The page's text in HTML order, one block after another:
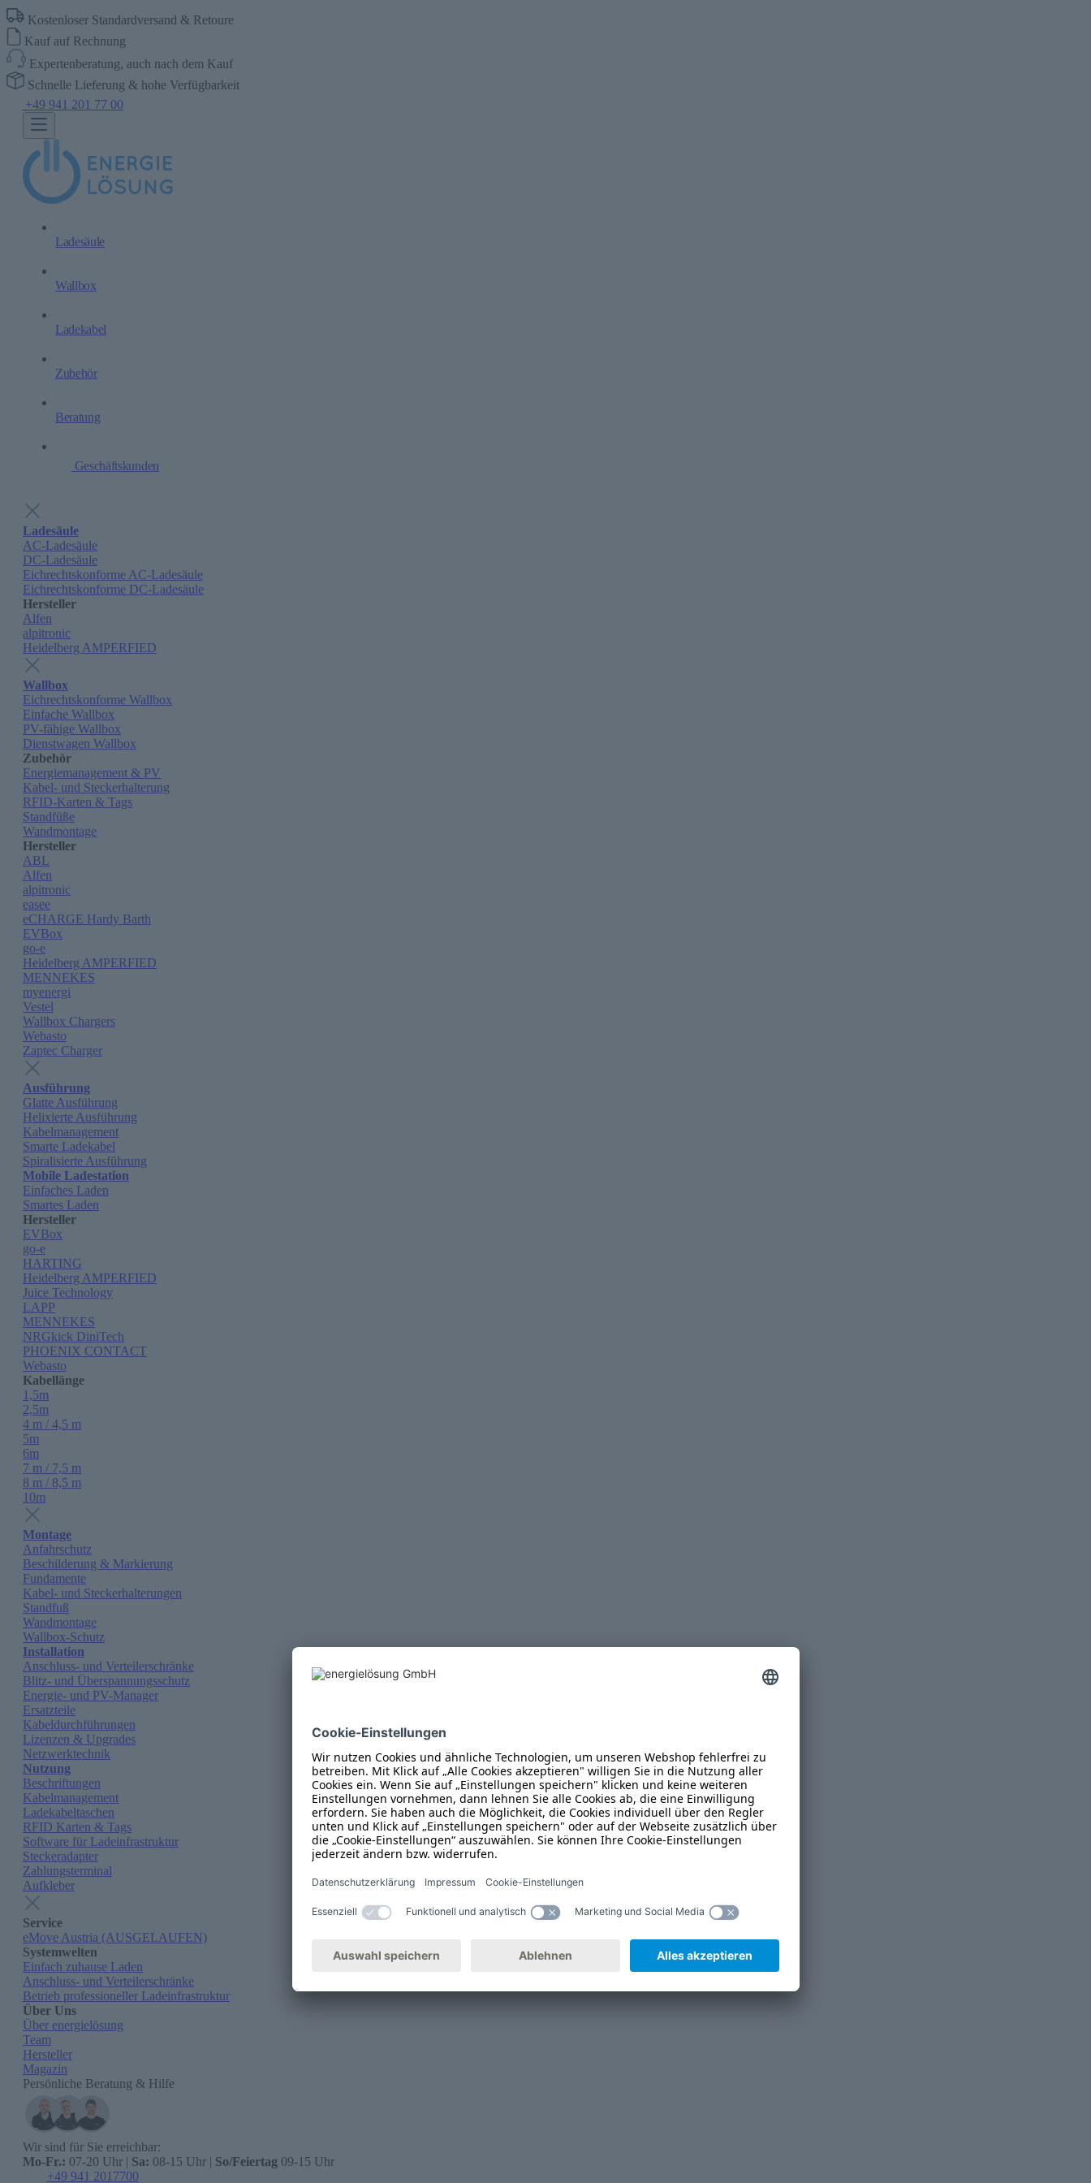
Kostenloser Standardversand & Retoure
Kauf auf Rechnung
Expertenberatung, auch nach dem Kauf
Schnelle Lieferung & hohe Verfügbarkeit
+49 941 201 77 00
Ladesäule
Wallbox
Ladekabel
Zubehör
Beratung
Geschäftskunden
Ladesäule
AC-Ladesäule
DC-Ladesäule
Eichrechtskonforme AC-Ladesäule
Eichrechtskonforme DC-Ladesäule
Hersteller
Alfen
alpitronic
Heidelberg AMPERFIED
Wallbox
Eichrechtskonforme Wallbox
Einfache Wallbox
PV-fähige Wallbox
Dienstwagen Wallbox
Zubehör
Energiemanagement & PV
Kabel- und Steckerhalterung
RFID-Karten & Tags
Standfüße
Wandmontage
Hersteller
ABL
Alfen
alpitronic
easee
eCHARGE Hardy Barth
EVBox
go-e
Heidelberg AMPERFIED
MENNEKES
myenergi
Vestel
Wallbox Chargers
Webasto
Zaptec Charger
Ausführung
Glatte Ausführung
Helixierte Ausführung
Kabelmanagement
Smarte Ladekabel
Spiralisierte Ausführung
Mobile Ladestation
Einfaches Laden
Smartes Laden
Hersteller
EVBox
go-e
HARTING
Heidelberg AMPERFIED
Juice Technology
LAPP
MENNEKES
NRGkick DiniTech
PHOENIX CONTACT
Webasto
Kabellänge
1,5m
2,5m
4 m / 4,5 m
5m
6m
7 m / 7,5 m
8 m / 8,5 m
10m
Montage
Anfahrschutz
Beschilderung & Markierung
Fundamente
Kabel- und Steckerhalterungen
Standfuß
Wandmontage
Wallbox-Schutz
Installation
Anschluss- und Verteilerschränke
Blitz- und Überspannungsschutz
Energie- und PV-Manager
Ersatzteile
Kabeldurchführungen
Lizenzen & Upgrades
Netzwerktechnik
Nutzung
Beschriftungen
Kabelmanagement
Ladekabeltaschen
RFID Karten & Tags
Software für Ladeinfrastruktur
Steckeradapter
Zahlungsterminal
Aufkleber
Service
eMove Austria (AUSGELAUFEN)
Systemwelten
Einfach zuhause Laden
Anschluss- und Verteilerschränke
Betrieb professioneller Ladeinfrastruktur
Über Uns
Über energielösung
Team
Hersteller
Magazin
Persönliche Beratung & Hilfe
Wir sind für Sie erreichbar:
Mo-Fr.: 07-20 Uhr | Sa: 08-15 Uhr | So/Feiertag 09-15 Uhr
+49 941 2017700